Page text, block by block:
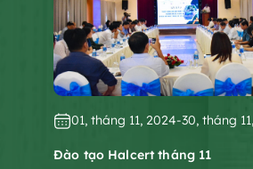
01, tháng 11, 2024-30, tháng
Đào tạo Halcert tháng 11